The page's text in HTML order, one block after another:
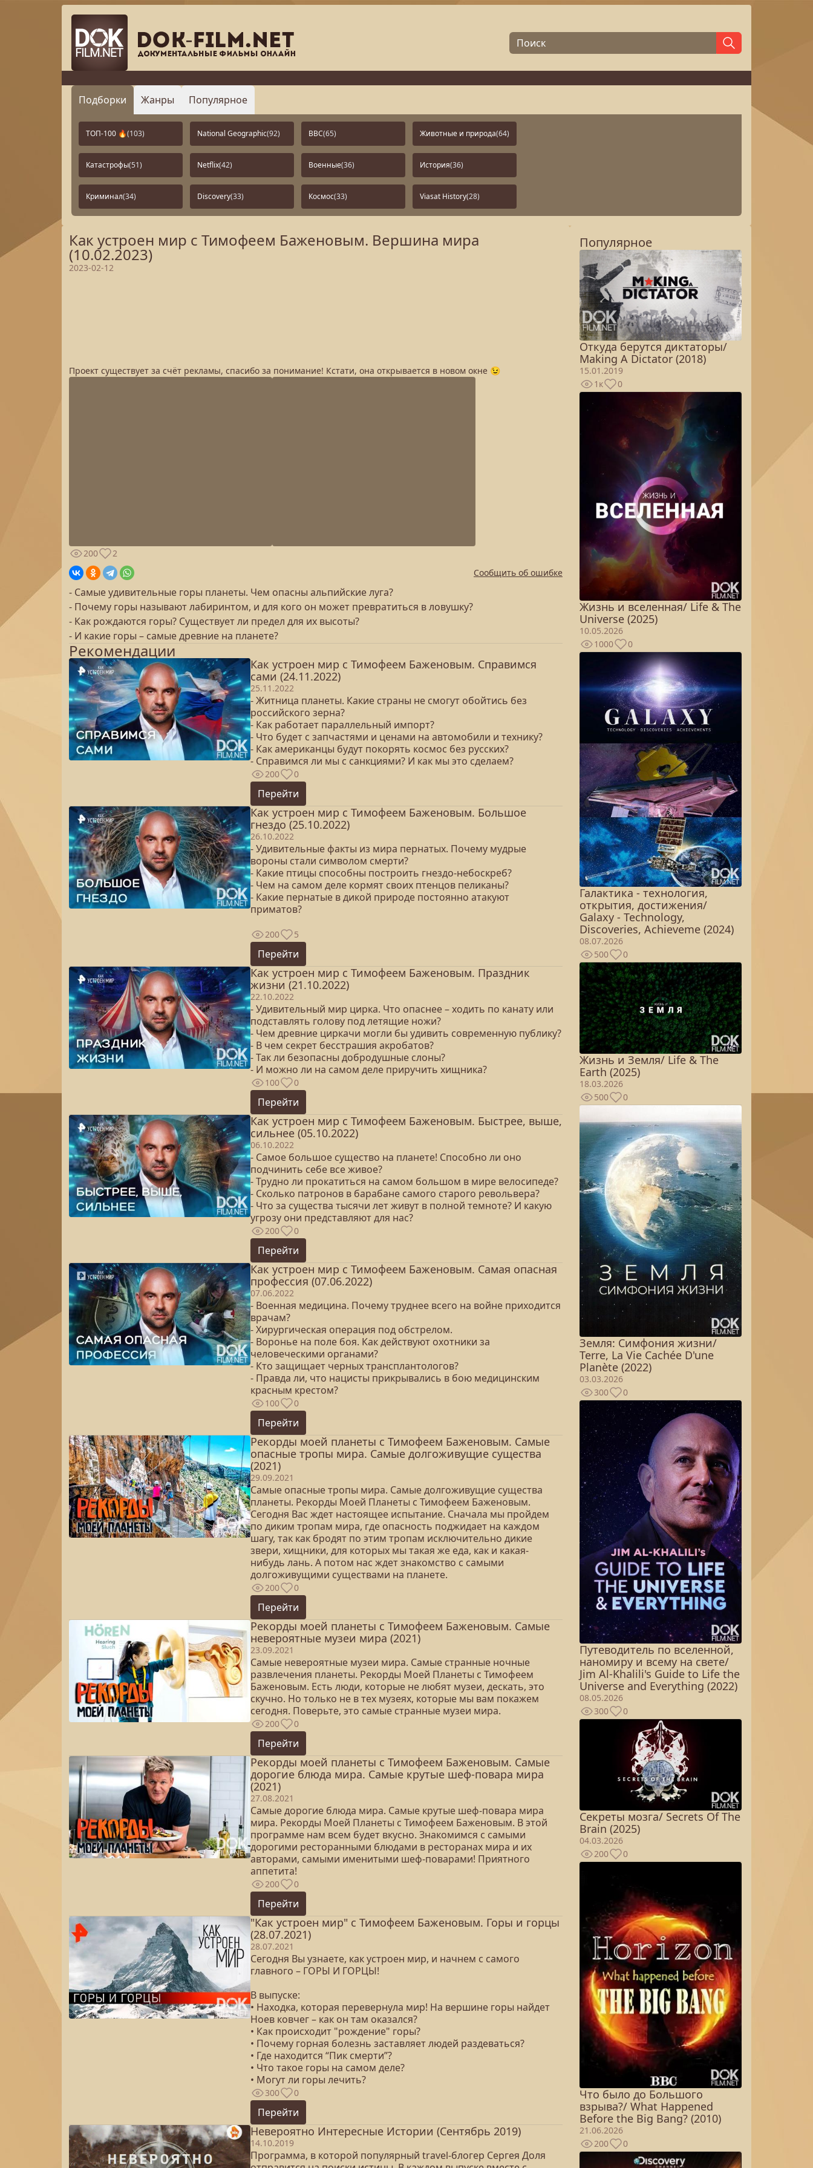
Подборки Жанры Популярное
ТОП-100 🔥(103) National Geographic(92) BBC(65) Животные и природа(64)
Катастрофы(51) Netflix(42) Военные(36) История(36)
Криминал(34) Discovery(33) Космос(33) Viasat History(28)
Как устроен мир с Тимофеем Баженовым. Вершина мира
(10.02.2023)
2023-02-12
Проект существует за счёт рекламы, спасибо за понимание! Кстати, она открывается в новом окне 😉
200
2
Сообщить об ошибке
- Самые удивительные горы планеты. Чем опасны альпийские луга?
- Почему горы называют лабиринтом, и для кого он может превратиться в ловушку?
- Как рождаются горы? Существует ли предел для их высоты?
- И какие горы – самые древние на планете?
Рекомендации
Как устроен мир с Тимофеем Баженовым. Справимся
сами (24.11.2022)
25.11.2022
- Житница планеты. Какие страны не смогут обойтись без
российского зерна?
- Как работает параллельный импорт?
- Что будет с запчастями и ценами на автомобили и технику?
- Как американцы будут покорять космос без русских?
- Справимся ли мы с санкциями? И как мы это сделаем?
200 0
Перейти
Как устроен мир с Тимофеем Баженовым. Большое
гнездо (25.10.2022)
26.10.2022
- Удивительные факты из мира пернатых. Почему мудрые
вороны стали символом смерти?
- Какие птицы способны построить гнездо-небоскреб?
- Чем на самом деле кормят своих птенцов пеликаны?
- Какие пернатые в дикой природе постоянно атакуют
приматов?
200 5
Перейти
Как устроен мир с Тимофеем Баженовым. Праздник
жизни (21.10.2022)
22.10.2022
- Удивительный мир цирка. Что опаснее – ходить по канату или
подставлять голову под летящие ножи?
- Чем древние циркачи могли бы удивить современную публику?
- В чем секрет бесстрашия акробатов?
- Так ли безопасны добродушные слоны?
- И можно ли на самом деле приручить хищника?
100 0
Перейти
Как устроен мир с Тимофеем Баженовым. Быстрее, выше,
сильнее (05.10.2022)
06.10.2022
- Самое большое существо на планете! Способно ли оно
подчинить себе все живое?
- Трудно ли прокатиться на самом большом в мире велосипеде?
- Сколько патронов в барабане самого старого револьвера?
- Что за существа тысячи лет живут в полной темноте? И какую
угрозу они представляют для нас?
200 0
Перейти
Как устроен мир с Тимофеем Баженовым. Самая опасная
профессия (07.06.2022)
07.06.2022
- Военная медицина. Почему труднее всего на войне приходится
врачам?
- Хирургическая операция под обстрелом.
- Воронье на поле боя. Как действуют охотники за
человеческими органами?
- Кто защищает черных трансплантологов?
- Правда ли, что нацисты прикрывались в бою медицинским
красным крестом?
100 0
Перейти
Рекорды моей планеты с Тимофеем Баженовым. Самые
опасные тропы мира. Самые долгоживущие существа
(2021)
29.09.2021
Самые опасные тропы мира. Самые долгоживущие существа
планеты. Рекорды Моей Планеты с Тимофеем Баженовым.
Сегодня Вас ждет настоящее испытание. Сначала мы пройдем
по диким тропам мира, где опасность поджидает на каждом
шагу, так как бродят по этим тропам исключительно дикие
звери, хищники, для которых мы такая же еда, как и какая-
нибудь лань. А потом нас ждет знакомство с самыми
долгоживущими существами на планете.
200 0
Перейти
Рекорды моей планеты с Тимофеем Баженовым. Самые
невероятные музеи мира (2021)
23.09.2021
Самые невероятные музеи мира. Самые странные ночные
развлечения планеты. Рекорды Моей Планеты с Тимофеем
Баженовым. Есть люди, которые не любят музеи, дескать, это
скучно. Но только не в тех музеях, которые мы вам покажем
сегодня. Поверьте, это самые странные музеи мира.
200 0
Перейти
Рекорды моей планеты с Тимофеем Баженовым. Самые
дорогие блюда мира. Самые крутые шеф-повара мира
(2021)
27.08.2021
Самые дорогие блюда мира. Самые крутые шеф-повара мира
мира. Рекорды Моей Планеты с Тимофеем Баженовым. В этой
программе нам всем будет вкусно. Знакомимся с самыми
дорогими ресторанными блюдами в ресторанах мира и их
авторами, самыми именитыми шеф-поварами! Приятного
аппетита!
200 0
Перейти
"Как устроен мир" с Тимофеем Баженовым. Горы и горцы
(28.07.2021)
28.07.2021
Сегодня Вы узнаете, как устроен мир, и начнем с самого
главного – ГОРЫ И ГОРЦЫ!
В выпуске:
• Находка, которая перевернула мир! На вершине горы найдет
Ноев ковчег – как он там оказался?
• Как происходит "рождение" горы?
• Почему горная болезнь заставляет людей раздеваться?
• Где находится “Пик смерти”?
• Что такое горы на самом деле?
• Могут ли горы лечить?
300 0
Перейти
Невероятно Интересные Истории (Сентябрь 2019)
14.10.2019
Программа, в которой популярный travel-блогер Сергея Доля
Популярное
Откуда берутся диктаторы/
Making A Dictator (2018)
15.01.2019
1к
0
Жизнь и вселенная/ Life & The
Universe (2025)
10.05.2026
1000
0
Галактика - технология,
открытия, достижения/
Galaxy - Technology,
Discoveries, Achieveme (2024)
08.07.2026
500
0
Жизнь и Земля/ Life & The
Earth (2025)
18.03.2026
500
0
Земля: Симфония жизни/
Terre, La Vie Cachée D'une
Planète (2022)
03.03.2026
300
0
Путеводитель по вселенной,
наномиру и всему на свете/
Jim Al-Khalili's Guide to Life the
Universe and Everything (2022)
08.05.2026
300
0
Секреты мозга/ Secrets Of The
Brain (2025)
04.03.2026
200
0
Что было до Большого
взрыва?/ What Happened
Before the Big Bang? (2010)
21.06.2026
200
0